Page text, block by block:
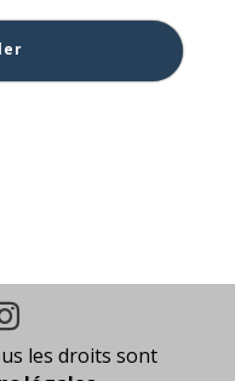
les droits sont